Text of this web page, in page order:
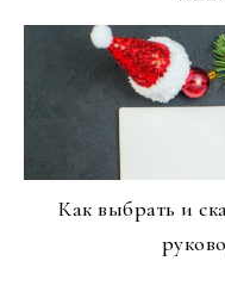
Как выбрать и